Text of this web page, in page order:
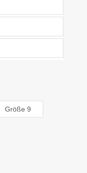
Größe 9